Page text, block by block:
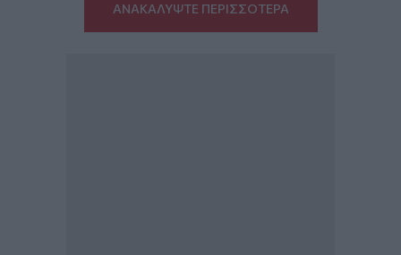
ΑΝΑΚΑΛΥΨΤΕ ΠΕΡΙΣΣΟΤΕΡΑ